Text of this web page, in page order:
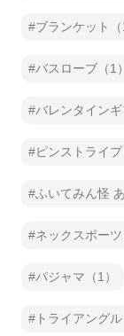
ブランケット（
バスローブ（1）
バレンタインギ
ピンストライ
ふいてみん怪
ネックスポーツ
パジャマ（1）
トライアングル